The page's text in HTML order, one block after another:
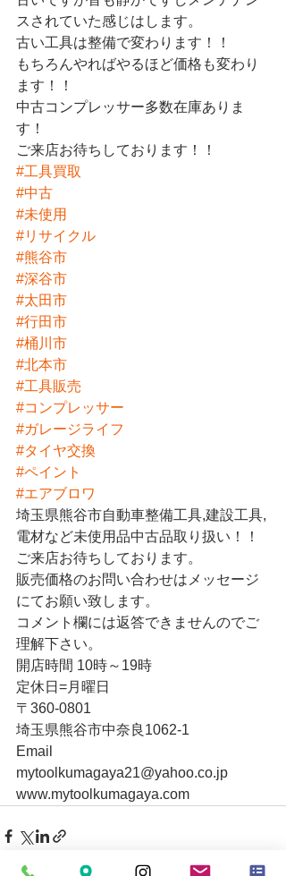
スされていた感じはします。
古い工具は整備で変わります！！
もちろんやればやるほど価格も変わり
ます！！
中古コンプレッサー多数在庫ありま
す！
ご来店お待ちしております！！
#工具買取
#中古
#未使用
#リサイクル
#熊谷市
#深谷市
#太田市
#行田市
#桶川市
#北本市
#工具販売
#コンプレッサー
#ガレージライフ
#タイヤ交換
#ペイント
#エアブロワ
埼玉県熊谷市自動車整備工具,建設工具,
電材など未使用品中古品取り扱い！！
ご来店お待ちしております。
販売価格のお問い合わせはメッセージ
にてお願い致します。
コメント欄には返答できませんのでご
理解下さい。
開店時間 10時～19時
定休日=月曜日
〒360-0801
埼玉県熊谷市中奈良1062-1
Email
mytoolkumagaya21@yahoo.co.jp
www.mytoolkumagaya.com